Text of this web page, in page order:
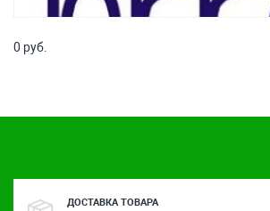
0 руб.
ДОСТАВКА ТОВАРА